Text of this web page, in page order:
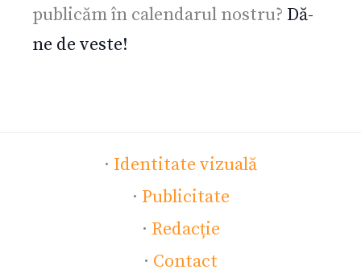
publicăm în calendarul nostru? Dă-
ne de veste!
· Identitate vizuală
· Publicitate
· Redacție
· Contact